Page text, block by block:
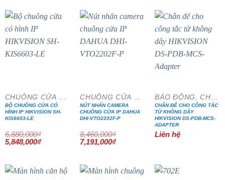
1,232,000₫.
BỘ CHUÔNG CỬA CÓ
HÌNH IP HIKVISION SH-
KIS6603-LE
6,880,000₫
Giá
gốc
5,848,000₫Giá
5,848,000₫.
NÚT NHẤN CAMERA
CHUÔNG CỬA IP DAHUA
DHI-VTO2202F-P
8,460,000₫
Giá
gốc
7,191,000₫Giá
7,191,000₫.
CHÂN ĐẾ CHO CÔNG TẮC
TỪ KHÔNG DÂY
HIKVISION DS-PDB-MCS-
ADAPTER
Liên hệ